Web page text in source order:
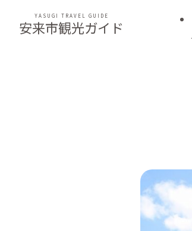
安来市観光ガイド
YASUGI TRAVEL GUIDE